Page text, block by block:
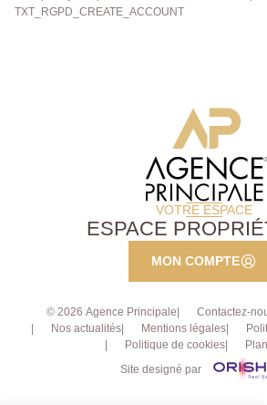
TXT_RGPD_CREATE_ACCOUNT
VOTRE ESPACE
ESPACE
MON COMPTE
© 2026 Agence Principale Contactez-
Nos actualités
Mentions légales
Politique de cookies
Site designé par